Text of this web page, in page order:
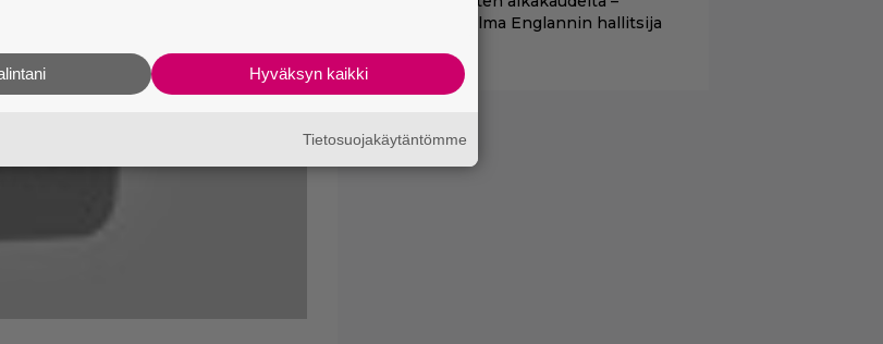
keskiössä julma Englannin hallitsija
Hyväksyn kaikki
Tietosuojakäytäntömme